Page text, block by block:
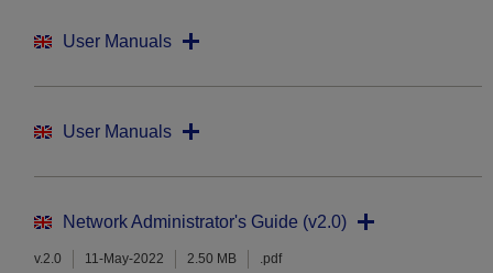
User Manuals
User Manuals
Network Administrator's Guide (v2.0)
v.2.0 11-May-2022 2.50 MB .pdf